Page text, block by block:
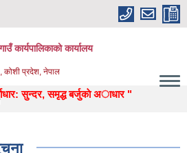
कार्यपालिकाको कार्यालय
कोशी प्रदेश, नेपाल
सुन्दर, समृद्ध बर्जुकाे अाधार "